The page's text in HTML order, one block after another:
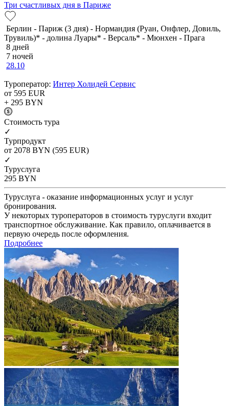
Три счастливых дня в Париже
Берлин - Париж (3 дня) - Нормандия (Руан, Онфлер, Довиль,
Трувиль)* - долина Луары* - Версаль* - Мюнхен - Прага
8 дней
7 ночей
28.10
Туроператор: Интер Холидей Сервис
от 595 EUR
+ 295 BYN
Cтоимость тура
✓
Турпродукт
от 2078 BYN (595 EUR)
✓
Туруслуга
295 BYN
Туруслуга - оказание информационных услуг и услуг
бронирования.
У некоторых туроператоров в стоимость туруслуги входит
транспортное обслуживание. Как правило, оплачивается в
первую очередь после оформления.
Подробнее